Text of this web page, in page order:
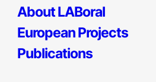
About LABoral
European Projects
Publications